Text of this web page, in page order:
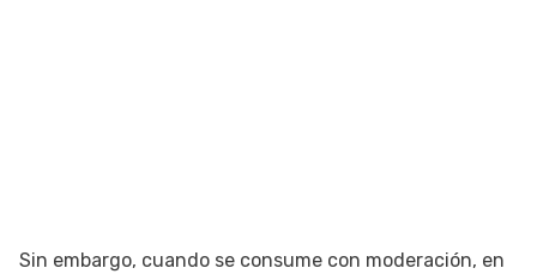
Sin embargo, cuando se consume con moderación, en